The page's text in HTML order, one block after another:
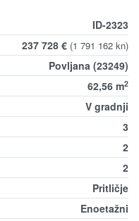
ID-2323
237 728 € (1 791 162 kn)
Povljana (23249)
62,56 m2
V gradnji
3
2
2
Pritličje
Enoetažni